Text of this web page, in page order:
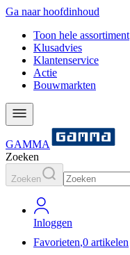
Ga naar hoofdinhoud
Toon hele assortiment
Klusadvies
Klantenservice
Actie
Bouwmarkten
GAMMA
Zoeken
Zoeken
Inloggen
Favorieten,0 artikelen